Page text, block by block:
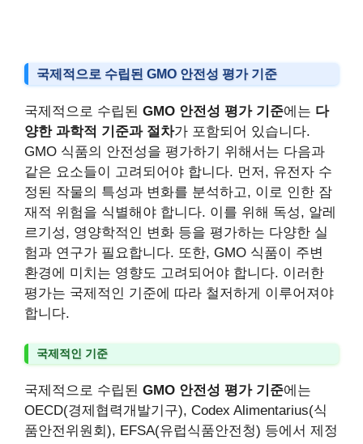
국제적으로 수립된 GMO 안전성 평가 기준
국제적으로 수립된 GMO 안전성 평가 기준에는 다
양한 과학적 기준과 절차가 포함되어 있습니다.
GMO 식품의 안전성을 평가하기 위해서는 다음과
같은 요소들이 고려되어야 합니다. 먼저, 유전자 수
정된 작물의 특성과 변화를 분석하고, 이로 인한 잠
재적 위험을 식별해야 합니다. 이를 위해 독성, 알레
르기성, 영양학적인 변화 등을 평가하는 다양한 실
험과 연구가 필요합니다. 또한, GMO 식품이 주변
환경에 미치는 영향도 고려되어야 합니다. 이러한
평가는 국제적인 기준에 따라 철저하게 이루어져야
합니다.
국제적인 기준
국제적으로 수립된 GMO 안전성 평가 기준에는
OECD(경제협력개발기구), Codex Alimentarius(식
품안전위원회), EFSA(유럽식품안전청) 등에서 제정